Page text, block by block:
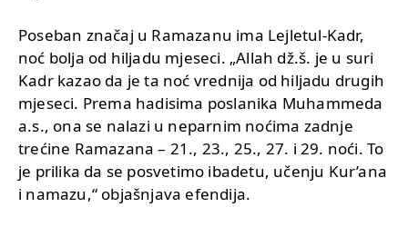
Poseban značaj u Ramazanu ima Lejletul-Kadr,
noć bolja od hiljadu mjeseci. „Allah dž.š. je u suri
Kadr kazao da je ta noć vrednija od hiljadu drugih
mjeseci. Prema hadisima poslanika Muhammeda
a.s., ona se nalazi u neparnim noćima zadnje
trećine Ramazana – 21., 23., 25., 27. i 29. noći. To
je prilika da se posvetimo ibadetu, učenju Kur’ana
i namazu,“ objašnjava efendija.